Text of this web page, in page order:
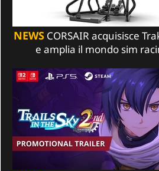
NEWSCORSAIR acquisisce
e amplia il mondo sim